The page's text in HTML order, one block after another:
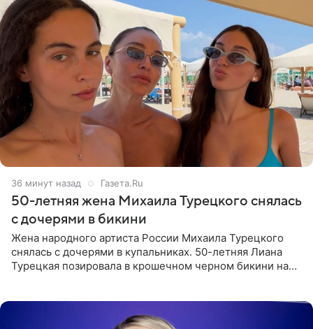
36 минут назад Газета.Ru
50-летняя жена Михаила Турецкого снялась
с дочерями в бикини
Жена народного артиста России Михаила Турецкого
снялась с дочерями в купальниках. 50-летняя Лиана
Турецкая позировала в крошечном черном бикини на